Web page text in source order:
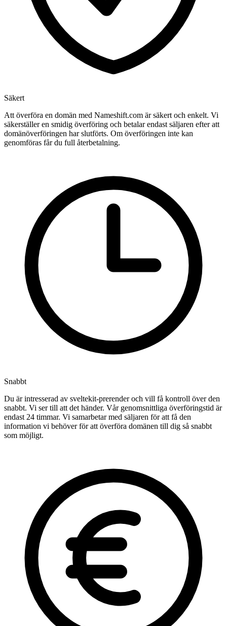
Säkert
Att överföra en domän med Nameshift.com är säkert och enkelt. Vi
säkerställer en smidig överföring och betalar endast säljaren efter att
domänöverföringen har slutförts. Om överföringen inte kan
genomföras får du full återbetalning.
Snabbt
Du är intresserad av sveltekit-prerender och vill få kontroll över den
snabbt. Vi ser till att det händer. Vår genomsnittliga överföringstid är
endast 24 timmar. Vi samarbetar med säljaren för att få den
information vi behöver för att överföra domänen till dig så snabbt
som möjligt.